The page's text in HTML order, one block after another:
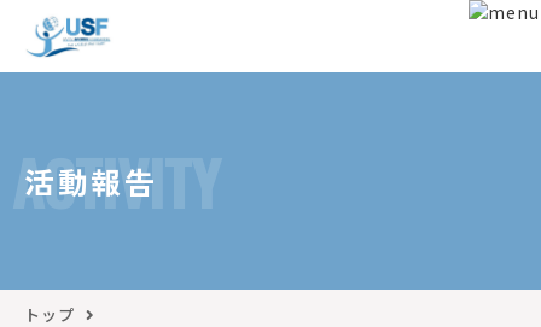
ACTIVITY
活動報告
トップ